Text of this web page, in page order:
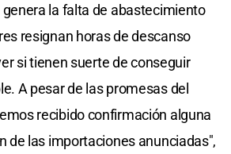
la falta de abastecimiento
resignan horas de descanso
si tienen suerte de conseguir
A pesar de las promesas del
recibido confirmación alguna
de las importaciones anunciadas",